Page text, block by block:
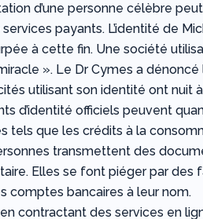
d’une personne célèbre
services payants. L’identité de
à cette fin. Une société
». Le Dr Cymes a
utilisant son identité ont nuit
d’identité officiels peuvent
tels que les crédits à la
transmettent des
Elles se font piéger par des
comptes bancaires à leur nom.
en contractant des services en